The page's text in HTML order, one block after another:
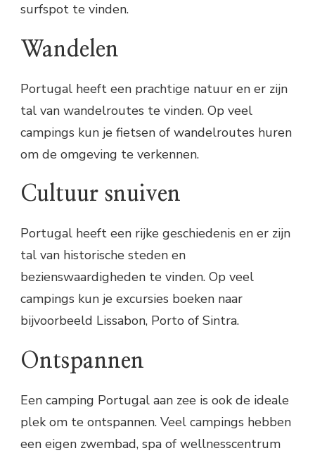
surfspot te vinden.
Wandelen
Portugal heeft een prachtige natuur en er zijn
tal van wandelroutes te vinden. Op veel
campings kun je fietsen of wandelroutes huren
om de omgeving te verkennen.
Cultuur snuiven
Portugal heeft een rijke geschiedenis en er zijn
tal van historische steden en
bezienswaardigheden te vinden. Op veel
campings kun je excursies boeken naar
bijvoorbeeld Lissabon, Porto of Sintra.
Ontspannen
Een camping Portugal aan zee is ook de ideale
plek om te ontspannen. Veel campings hebben
een eigen zwembad, spa of wellnesscentrum